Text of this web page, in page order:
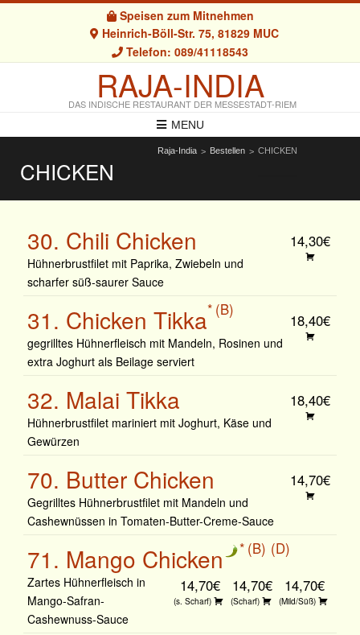
Speisen zum Mitnehmen
Heinrich-Böll-Str. 75, 81829 MUC
Telefon: 089/41118543
RAJA-INDIA
DAS INDISCHE RESTAURANT DER MESSESTADT-RIEM
MENU
CHICKEN
Raja-India > Bestellen > CHICKEN
30. Chili Chicken 14,30€
Hühnerbrustfilet mit Paprika, Zwiebeln und
scharfer süß-saurer Sauce
31. Chicken Tikka B
18,40€
gegrilltes Hühnerfleisch mit Mandeln, Rosinen und
extra Joghurt als Beilage serviert
32. Malai Tikka 18,40€
Hühnerbrustfilet mariniert mit Joghurt, Käse und
Gewürzen
70. Butter Chicken 14,70€
Gegrilltes Hühnerbrustfilet mit Mandeln und
Cashewnüssen in Tomaten-Butter-Creme-Sauce
71. Mango Chicken B
D
14,70€
(s. Scharf)
14,70€
(Scharf)
14,70€
(Mild/Süß)
Zartes Hühnerfleisch in
Mango-Safran-
Cashewnuss-Sauce